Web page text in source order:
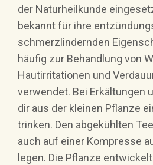
der Naturheilkunde
bekannt für ihre
schmerzlindernden
häufig zur Behandlung von
Hautirritationen und
verwendet. Bei Erkältungen
dir aus der kleinen Pflanze
trinken. Den abgekühlten
auch auf einer Kompresse
legen. Die Pflanze